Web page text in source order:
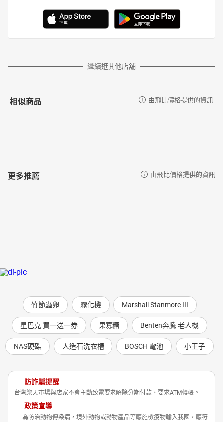
繼續逛其他店舖
相似商品 由飛比價格提供的資訊
更多推薦 由飛比價格提供的資訊
竹節蟲卵 霧化機 Marshall Stanmore III
星巴克 買一送一券 果寡糖 Benten奔騰 老人機
NAS硬碟 人造石洗衣槽 BOSCH 電池 小王子
防詐騙提醒
台灣樂天市場與店家不會主動致電要求解除分期付款、要求ATM轉帳。
政策宣導
為防治動物傳染病，境外動物或動物產品等應施檢疫物輸入我國，應符